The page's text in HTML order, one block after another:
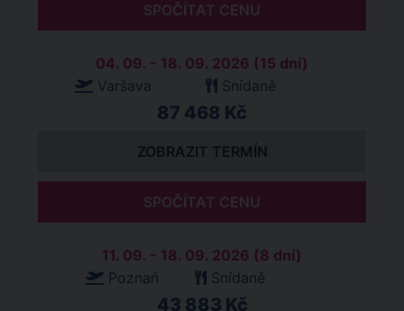
SPOČÍTAT CENU
04. 09. - 18. 09. 2026 (15 dní)
Varšava
Snídaně
87 468 Kč
ZOBRAZIT TERMÍN
SPOČÍTAT CENU
11. 09. - 18. 09. 2026 (8 dní)
Poznań
Snídaně
43 883 Kč